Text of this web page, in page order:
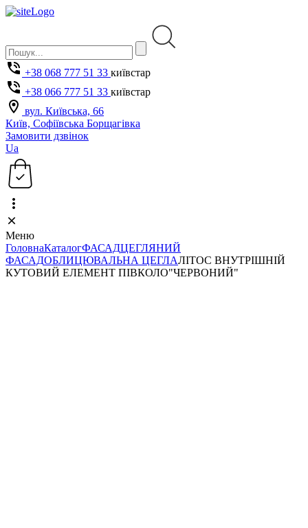
+38 068 777 51 33 київстар
+38 066 777 51 33 київстар
вул. Київська, 66
Київ, Софіївська Борщагівка
Замовити дзвінок
Ua
Меню
ГоловнаКаталогФАСАДЦЕГЛЯНИЙ
ФАСАДОБЛИЦЮВАЛЬНА ЦЕГЛАЛІТОС ВНУТРІШНІЙ
КУТОВИЙ ЕЛЕМЕНТ ПІВКОЛО"ЧЕРВОНИЙ"